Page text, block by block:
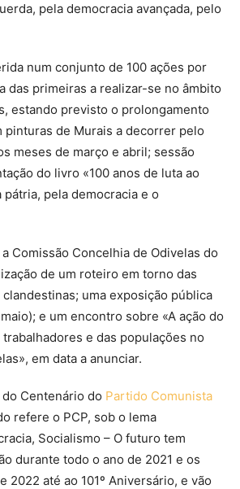
pela democracia avançada, pelo
num conjunto de 100 ações por
das primeiras a realizar-se no âmbito
estando previsto o prolongamento
pinturas de Murais a decorrer pelo
meses de março e abril; sessão
do livro «100 anos de luta ao
pela democracia e o
Comissão Concelhia de Odivelas do
de um roteiro em torno das
uma exposição pública
e um encontro sobre «A ação do
trabalhadores e das populações no
em data a anunciar.
Centenário do Partido Comunista
refere o PCP, sob o lema
Socialismo – O futuro tem
durante todo o ano de 2021 e os
2022 até ao 101º Aniversário, e vão